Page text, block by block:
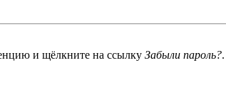
и щёлкните на ссылку Забыли пароль?